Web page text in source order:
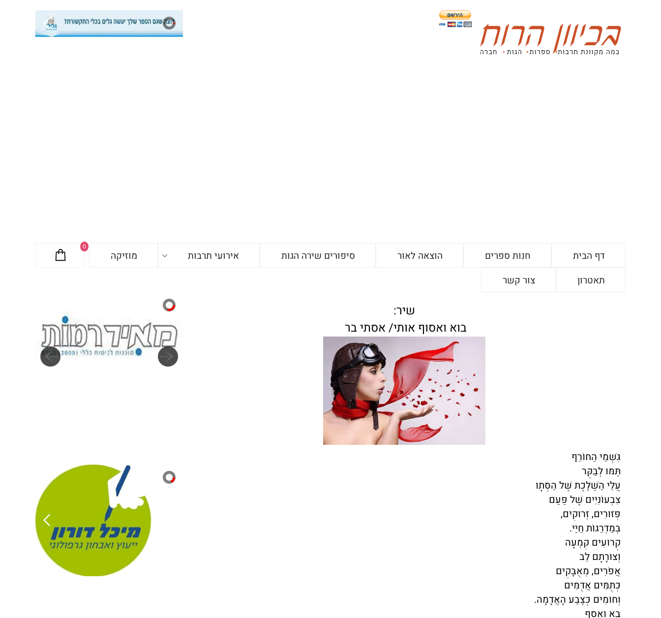
0
דף הבית חנות ספרים הוצאה לאור סיפורים שירה הגות אירועי תרבות
מוזיקה
תאטרון
צור קשר
שיר:
בוא ואסוף אותי/ אסתי בר
גִּשְׁמֵי הַחוֹרֵף
תַּמּוּ לְבַקֵּר
עֲלֵי הַשַּׁלֶּכֶת שֶׁל הַסְּתָו
צִבְעוֹנִיִּים שֶׁל פַּעַם
פְּזוּרִים, זְרוּקִים,
בְּמַדְרֵגוֹת חַיַּי.
קְרוּעִים קִמְעָה
וְצוּרָתָם לֵב
אֲפֹרִים, מְאֻבָּקִים
כְּתֻמִּים אֲדֻמִּים
וְחוּמִים כְּצֶבַע הָאֲדָמָה.
בָּא וְאָסַף